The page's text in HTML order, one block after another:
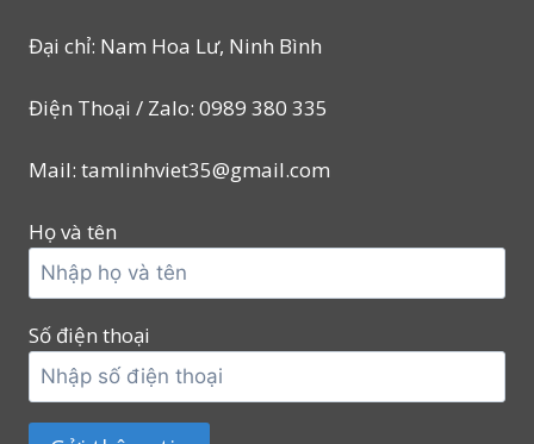
Đại chỉ: Nam Hoa Lư, Ninh Bình
Điện Thoại / Zalo: 0989 380 335
Mail: tamlinhviet35@gmail.com
Họ và tên
Số điện thoại